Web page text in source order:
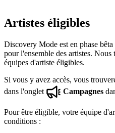
Artistes éligibles
Discovery Mode est en phase
pour l'ensemble des artistes.
équipes d'artiste éligibles.
Si vous y avez accès, vous
dans l'onglet
Campagnes
Pour être éligible, votre équipe
conditions :